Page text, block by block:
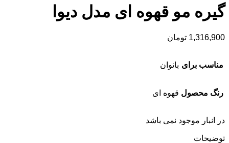
گیره مو قهوه ای مدل دیوا
1,316,900 تومان
مناسب برای بانوان
رنگ محصول قهوه ای
در انبار موجود نمی باشد
توضیحات